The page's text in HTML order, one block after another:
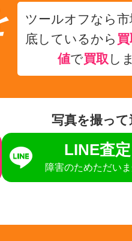
ツールオフなら
底しているから
値で買取 し
写真を撮っ
LINE査
障害のためただい